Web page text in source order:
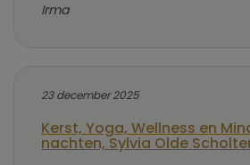
Irma
23 december 2025
Kerst, Yoga, Wellness en
nachten, Sylvia Olde